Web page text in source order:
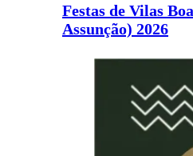
Festas de Vilas
Assunção) 2026